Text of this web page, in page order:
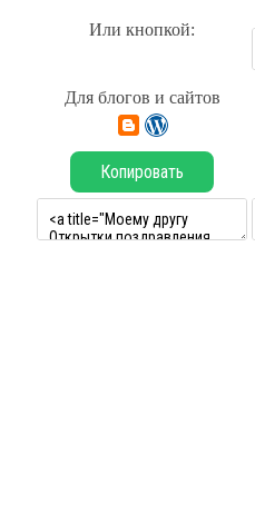
Или кнопкой:
Для блогов и сайтов
Копировать